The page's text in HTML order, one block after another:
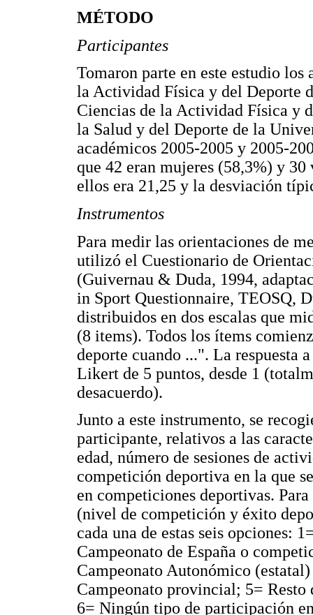
MÉTODO
Participantes
Tomaron parte en este estudio
la Actividad Física y del Deporte
Ciencias de la Actividad Física y
la Salud y del Deporte de la
académicos 2005-2005 y 2005-
que 42 eran mujeres (58,3%) y
ellos era 21,25 y la desviación
Instrumentos
Para medir las orientaciones de
utilizó el Cuestionario de
(Guivernau & Duda, 1994,
in Sport Questionnaire, TEOSQ,
distribuidos en dos escalas que
(8 items). Todos los ítems
deporte cuando ...". La respuesta
Likert de 5 puntos, desde 1
desacuerdo).
Junto a este instrumento, se
participante, relativos a las
edad, número de sesiones de
competición deportiva en la que
en competiciones deportivas.
(nivel de competición y éxito
cada una de estas seis opciones:
Campeonato de España o
Campeonato Autonómico
Campeonato provincial; 5= Resto
6= Ningún tipo de participación